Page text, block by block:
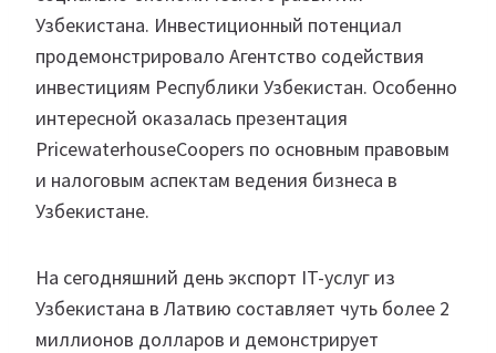
Узбекистана. Инвестиционный потенциал
продемонстрировало Агентство содействия
инвестициям Республики Узбекистан. Особенно
интересной оказалась презентация
PricewaterhouseCoopers по основным правовым
и налоговым аспектам ведения бизнеса в
Узбекистане.
На сегодняшний день экспорт IT-услуг из
Узбекистана в Латвию составляет чуть более 2
миллионов долларов и демонстрирует